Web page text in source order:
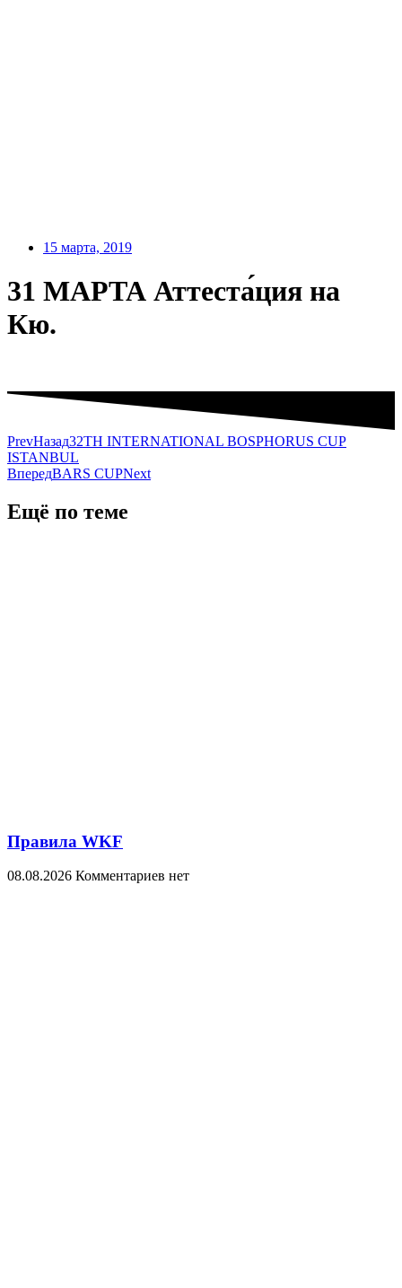
15 марта, 2019
31 МАРТА Аттеста́ция на
Кю.
PrevНазад32TH INTERNATIONAL BOSPHORUS CUP
ISTANBUL
ВпередBARS CUPNext
Ещё по теме
Правила WKF
08.08.2026 Комментариев нет